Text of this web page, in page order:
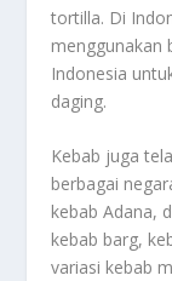
tortilla. Di
menggunakan
Indonesia
daging.
Kebab juga
berbagai
kebab Adana,
kebab barg,
variasi kebab